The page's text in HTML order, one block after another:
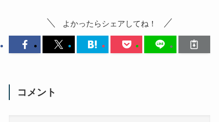
よかったらシェアしてね！
コメント